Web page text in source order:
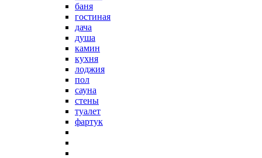
баня
гостиная
дача
душа
камин
кухня
лоджия
пол
сауна
стены
туалет
фартук